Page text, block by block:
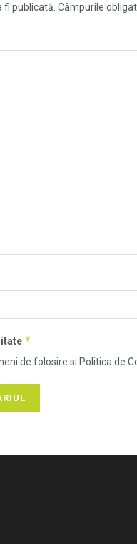
fi publicată. Câmpurile
*
de folosire si Politica de